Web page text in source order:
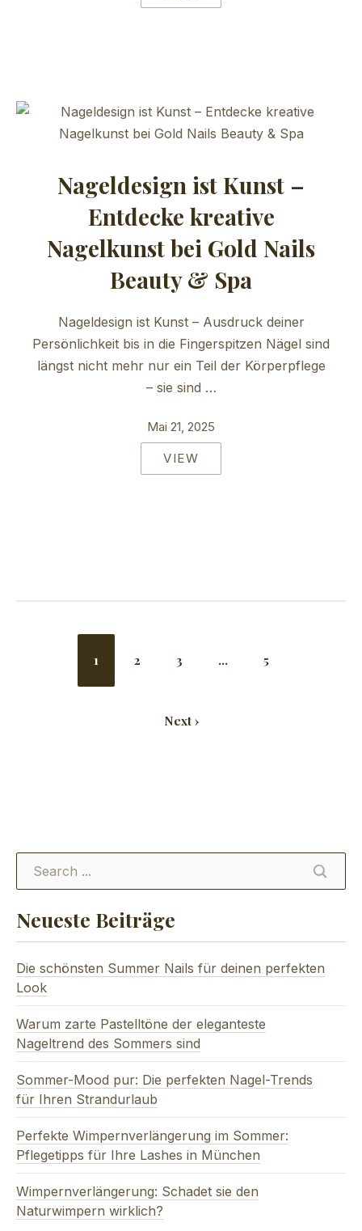
Nageldesign ist Kunst –
Entdecke kreative
Nagelkunst bei Gold Nails
Beauty & Spa
Nageldesign ist Kunst – Ausdruck deiner
Persönlichkeit bis in die Fingerspitzen Nägel sind
längst nicht mehr nur ein Teil der Körperpflege
– sie sind …
Mai 21, 2025
VIEW
1 2 3 … 5
Next ›
Neueste Beiträge
Die schönsten Summer Nails für deinen perfekten
Look
Warum zarte Pastelltöne der eleganteste
Nageltrend des Sommers sind
Sommer-Mood pur: Die perfekten Nagel-Trends
für Ihren Strandurlaub
Perfekte Wimpernverlängerung im Sommer:
Pflegetipps für Ihre Lashes in München
Wimpernverlängerung: Schadet sie den
Naturwimpern wirklich?